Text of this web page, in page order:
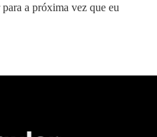
a próxima vez que eu